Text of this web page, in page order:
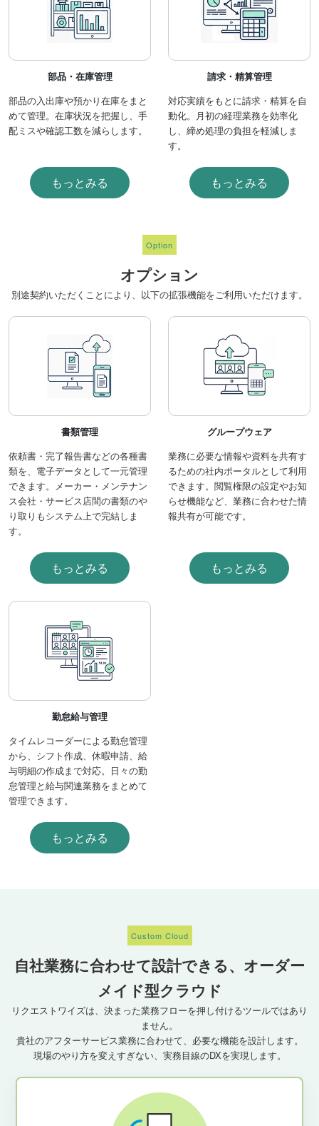
部品・在庫管理
部品の入出庫や預かり在庫をまと
めて管理。在庫状況を把握し、手
配ミスや確認工数を減らします。
もっとみる
請求・精算管理
対応実績をもとに請求・精算を自
動化。月初の経理業務を効率化
し、締め処理の負担を軽減しま
す。
もっとみる
Option
オプション
別途契約いただくことにより、以下の拡張機能をご利用いただけます。
書類管理
依頼書・完了報告書などの各種書
類を、電子データとして一元管理
できます。メーカー・メンテナン
ス会社・サービス店間の書類のや
り取りもシステム上で完結しま
す。
もっとみる
グループウェア
業務に必要な情報や資料を共有す
るための社内ポータルとして利用
できます。閲覧権限の設定やお知
らせ機能など、業務に合わせた情
報共有が可能です。
もっとみる
勤怠給与管理
タイムレコーダーによる勤怠管理
から、シフト作成、休暇申請、給
与明細の作成まで対応。日々の勤
怠管理と給与関連業務をまとめて
管理できます。
もっとみる
Custom Cloud
自社業務に合わせて設計できる、オーダー
メイド型クラウド
リクエストワイズは、決まった業務フローを押し付けるツールではあり
ません。
貴社のアフターサービス業務に合わせて、必要な機能を設計します。
現場のやり方を変えすぎない、実務目線のDXを実現します。